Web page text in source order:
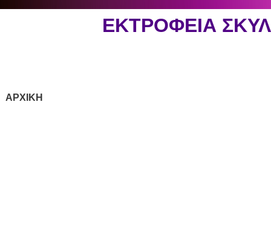
ΕΚΤΡΟΦΕΙΑ
ΑΡΧΙΚΗ